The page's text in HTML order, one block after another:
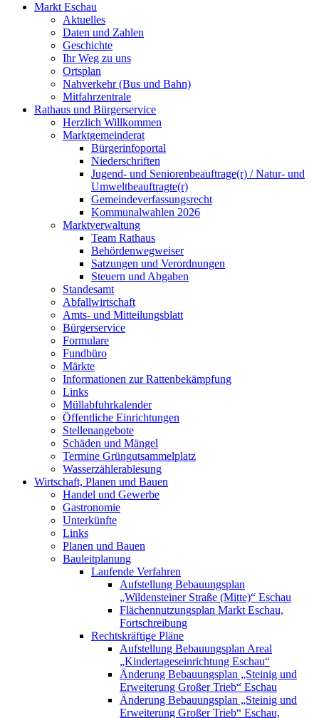
Markt Eschau
Aktuelles
Daten und Zahlen
Geschichte
Ihr Weg zu uns
Ortsplan
Nahverkehr (Bus und Bahn)
Mitfahrzentrale
Rathaus und Bürgerservice
Herzlich Willkommen
Marktgemeinderat
Bürgerinfoportal
Niederschriften
Jugend- und Seniorenbeauftrage(r) / Natur- und
Umweltbeauftragte(r)
Gemeindeverfassungsrecht
Kommunalwahlen 2026
Marktverwaltung
Team Rathaus
Behördenwegweiser
Satzungen und Verordnungen
Steuern und Abgaben
Standesamt
Abfallwirtschaft
Amts- und Mitteilungsblatt
Bürgerservice
Formulare
Fundbüro
Märkte
Informationen zur Rattenbekämpfung
Links
Müllabfuhrkalender
Öffentliche Einrichtungen
Stellenangebote
Schäden und Mängel
Termine Grüngutsammelplatz
Wasserzählerablesung
Wirtschaft, Planen und Bauen
Handel und Gewerbe
Gastronomie
Unterkünfte
Links
Planen und Bauen
Bauleitplanung
Laufende Verfahren
Aufstellung Bebauungsplan
„Wildensteiner Straße (Mitte)“ Eschau
Flächennutzungsplan Markt Eschau,
Fortschreibung
Rechtskräftige Pläne
Aufstellung Bebauungsplan Areal
„Kindertageseinrichtung Eschau“
Änderung Bebauungsplan „Steinig und
Erweiterung Großer Trieb“ Eschau
Änderung Bebauungsplan „Steinig und
Erweiterung Großer Trieb“ Eschau,